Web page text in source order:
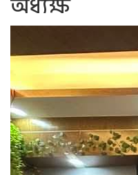
অধ্যক্ষ